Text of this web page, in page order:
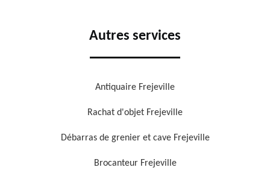
Autres services
Antiquaire Frejeville
Rachat d'objet Frejeville
Débarras de grenier et cave Frejeville
Brocanteur Frejeville